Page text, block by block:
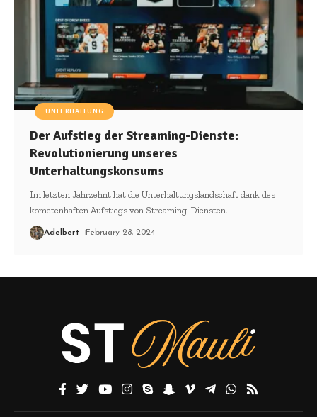
UNTERHALTUNG
Der Aufstieg der Streaming-Dienste:
Revolutionierung unseres
Unterhaltungskonsums
Im letzten Jahrzehnt hat die Unterhaltungslandschaft dank des
kometenhaften Aufstiegs von Streaming-Diensten…
Adelbert February 28, 2024